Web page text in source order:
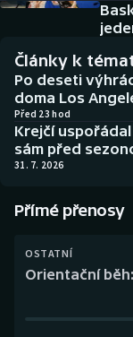
Biatlon
Boby a skeleton
Box
Curling
Dostihy
Historické
Aplikace ČT
AZ kvíz
Články k
Po deseti
doma Los
Před 23 hod
Krejčí
sám před
31. 7. 2026
Přímé přenosy
OSTATNÍ
Orientační